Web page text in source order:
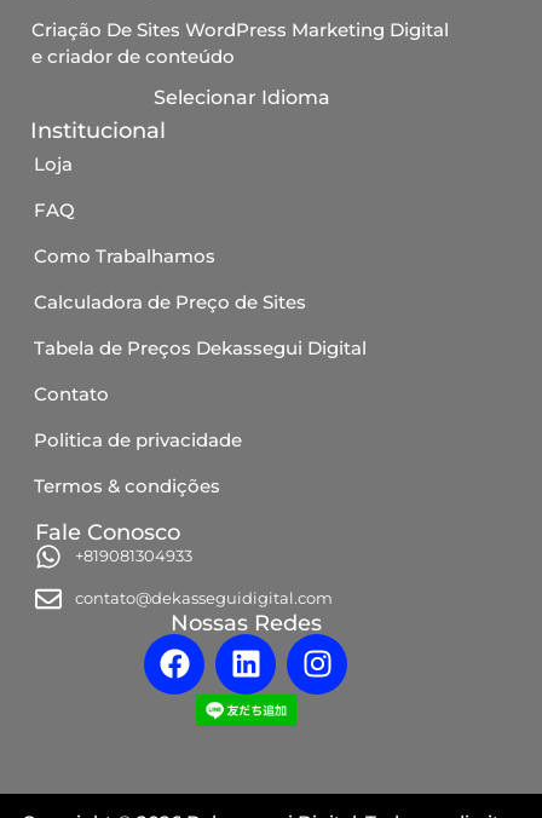
Criação De Sites WordPress Marketing Digital
e criador de conteúdo
Selecionar Idioma
Institucional
Loja
FAQ
Como Trabalhamos
Calculadora de Preço de Sites
Tabela de Preços Dekassegui Digital
Contato
Politica de privacidade
Termos & condições
Fale Conosco
+819081304933
contato@dekasseguidigital.com
Nossas Redes